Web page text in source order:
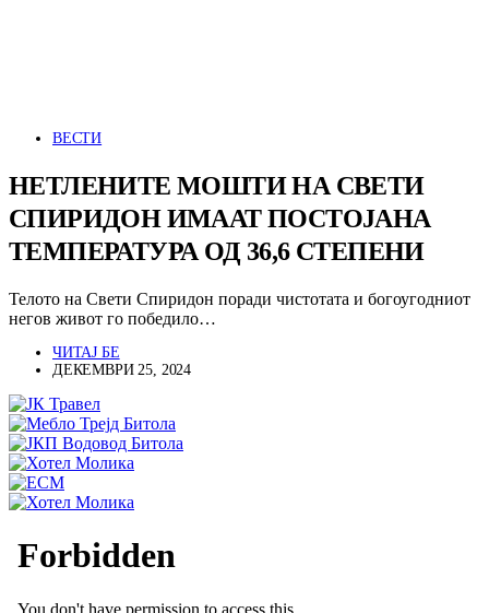
ВЕСТИ
НЕТЛЕНИТЕ МОШТИ НА СВЕТИ
СПИРИДОН ИМААТ ПОСТОЈАНА
ТЕМПЕРАТУРА ОД 36,6 СТЕПЕНИ
Телото на Свети Спиридон поради чистотата и богоугодниот
негов живот го победило…
ЧИТАЈ БЕ
ДЕКЕМВРИ 25, 2024